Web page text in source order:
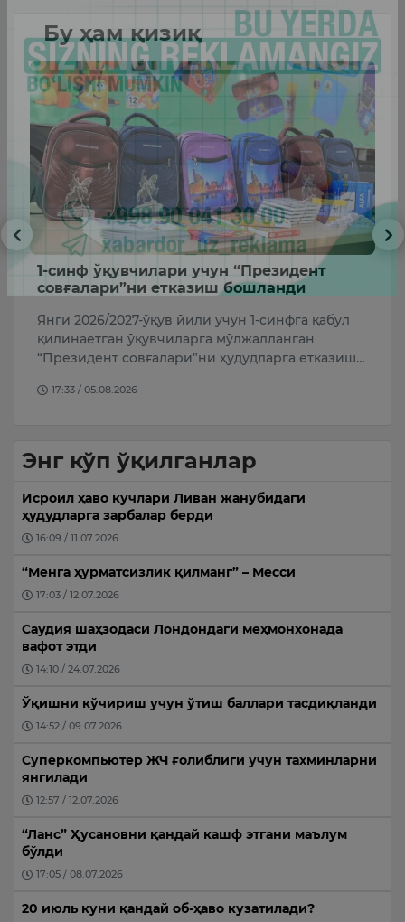
Бу ҳам қизиқ
1-синф ўқувчилари учун “Президент
совғалари”ни етказиш бошланди
Янги 2026/2027-ўқув йили учун 1-синфга қабул
қилинаётган ўқувчиларга мўлжалланган
“Президент совғалари”ни ҳудудларга етказиш…
17:33 / 05.08.2026
Энг кўп ўқилганлар
Исроил ҳаво кучлари Ливан жанубидаги
ҳудудларга зарбалар берди
16:09 / 11.07.2026
“Менга ҳурматсизлик қилманг” – Месси
17:03 / 12.07.2026
Саудия шаҳзодаси Лондондаги меҳмонхонада
вафот этди
14:10 / 24.07.2026
Ўқишни кўчириш учун ўтиш баллари тасдиқланди
14:52 / 09.07.2026
Суперкомпьютер ЖЧ ғолиблиги учун тахминларни
янгилади
12:57 / 12.07.2026
“Ланс” Ҳусановни қандай кашф этгани маълум
бўлди
17:05 / 08.07.2026
20 июль куни қандай об-ҳаво кузатилади?